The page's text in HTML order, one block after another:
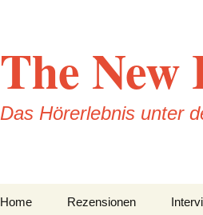
The New
Das Hörerlebnis unter
Home Rezensionen